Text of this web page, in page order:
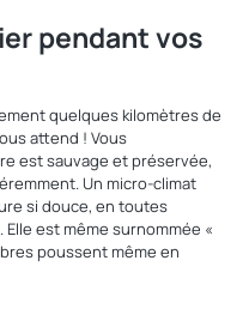
pendant vos
quelques kilomètres de
attend ! Vous
est sauvage et préservée,
Un micro-climat
si douce, en toutes
est même surnommée «
poussent même en